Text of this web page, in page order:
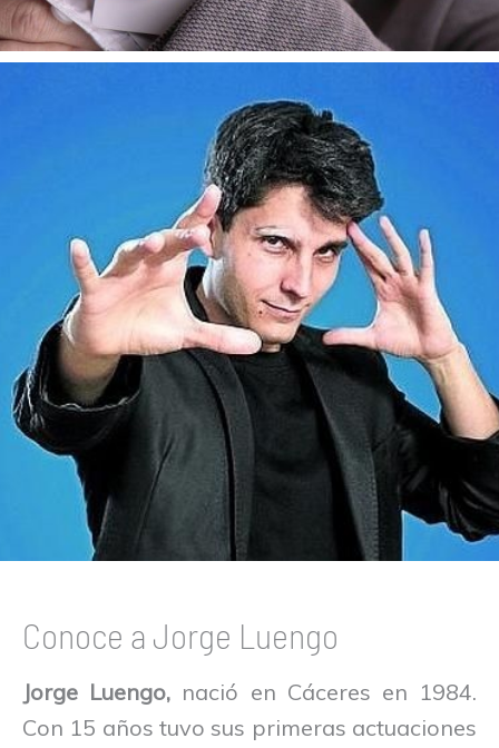
Conoce a Jorge Luengo
Jorge Luengo, nació en Cáceres en 1984.
Con 15 años tuvo sus primeras actuaciones